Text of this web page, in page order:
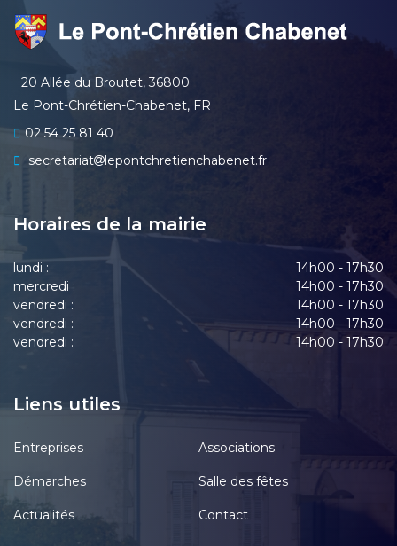
20 Allée du Broutet, 36800
Le Pont-Chrétien-Chabenet, FR
02 54 25 81 40
secretariat
lepontchretienchabenet.fr
Horaires de la mairie
lundi :
14h00 - 17h30
mercredi :
14h00 - 17h30
vendredi :
14h00 - 17h30
vendredi :
14h00 - 17h30
vendredi :
14h00 - 17h30
Liens utiles
Entreprises Associations
Démarches Salle des fêtes
Actualités Contact